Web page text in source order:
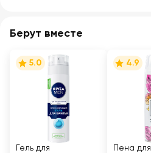
Берут вместе
5.0
Гель для
4.9
Пена для